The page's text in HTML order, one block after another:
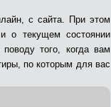
с сайта. При этом
о текущем состоянии
того, когда вам
по которым для вас